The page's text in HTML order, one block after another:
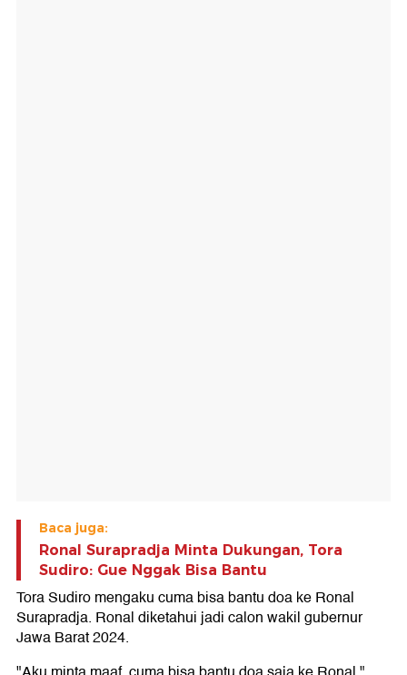
Baca juga:
Ronal Surapradja Minta Dukungan, Tora
Sudiro: Gue Nggak Bisa Bantu
Tora Sudiro mengaku cuma bisa bantu doa ke Ronal
Surapradja. Ronal diketahui jadi calon wakil gubernur
Jawa Barat 2024.